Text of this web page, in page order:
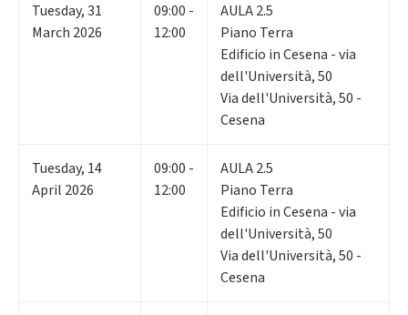
Tuesday,31
March 2026
09:00 -
12:00
AULA 2.5
Piano Terra
Edificio in Cesena - via
dell'Università, 50
Via dell'Università, 50 -
Cesena
Tuesday, 14
April 2026
09:00 -
12:00
AULA 2.5
Piano Terra
Edificio in Cesena - via
dell'Università, 50
Via dell'Università, 50 -
Cesena